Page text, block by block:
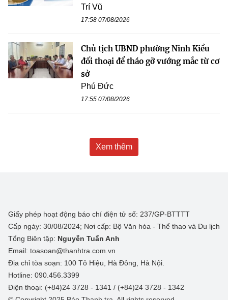
Trí Vũ
17:58 07/08/2026
Chủ tịch UBND phường Ninh Kiều
đối thoại để tháo gỡ vướng mắc từ cơ
sở
Phú Đức
17:55 07/08/2026
Xem thêm
Giấy phép hoạt động báo chí điện tử số: 237/GP-BTTTT
Cấp ngày: 30/08/2024; Nơi cấp: Bộ Văn hóa - Thể thao và Du lịch
Tổng Biên tập: Nguyễn Tuấn Anh
Email: toasoan@thanhtra.com.vn
Địa chỉ tòa soạn: 100 Tô Hiệu, Hà Đông, Hà Nội.
Hotline: 090.456.3399
Điện thoại: (+84)24 3728 - 1341 / (+84)24 3728 - 1342